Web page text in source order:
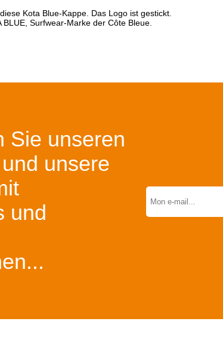
Kota Blue-Kappe. Das Logo ist gestickt.
BLUE, Surfwear-Marke der Côte Bleue.
Sie unseren
unsere
und